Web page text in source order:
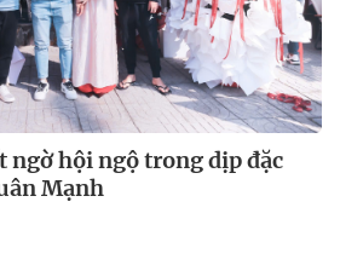
ngờ hội ngộ trong dịp đặc
Mạnh